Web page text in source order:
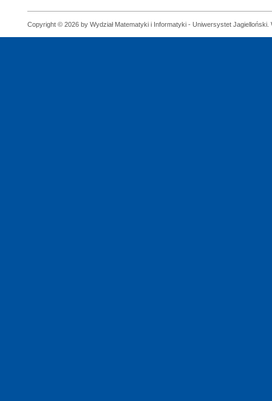
Copyright © 2026 by Wydział Matematyki i Informatyki - Uniwersystet